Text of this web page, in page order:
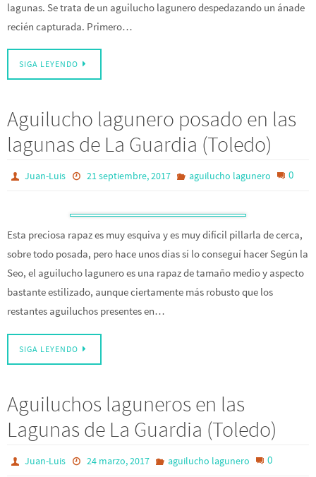
lagunas. Se trata de un aguilucho lagunero despedazando un ánade
recién capturada. Primero…
SIGA LEYENDO
Aguilucho lagunero posado en las
lagunas de La Guardia (Toledo)
Juan-Luis 21 septiembre, 2017 aguilucho lagunero 0
Esta preciosa rapaz es muy esquiva y es muy difícil pillarla de cerca,
sobre todo posada, pero hace unos días sí lo conseguí hacer Según la
Seo, el aguilucho lagunero es una rapaz de tamaño medio y aspecto
bastante estilizado, aunque ciertamente más robusto que los
restantes aguiluchos presentes en…
SIGA LEYENDO
Aguiluchos laguneros en las
Lagunas de La Guardia (Toledo)
Juan-Luis 24 marzo, 2017 aguilucho lagunero 0